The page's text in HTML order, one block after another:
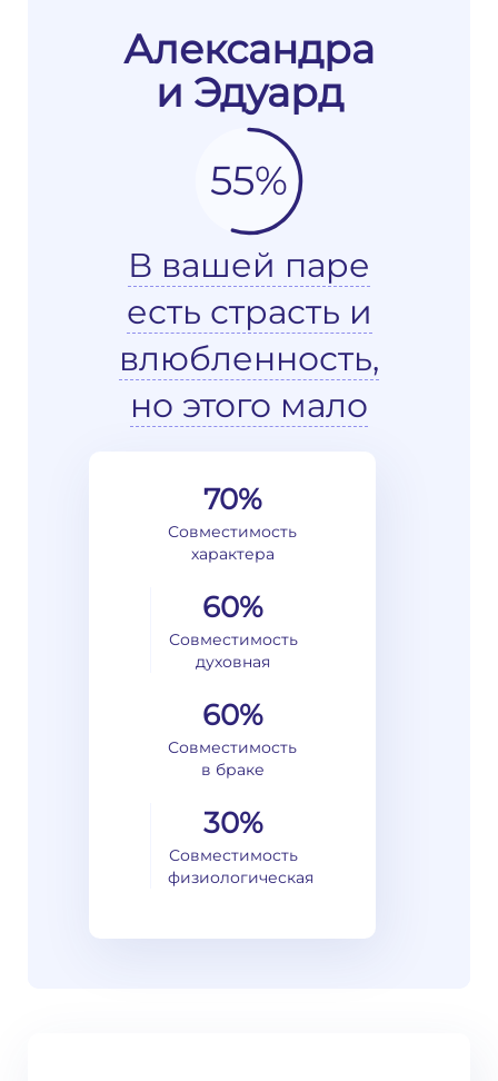
Александра
и Эдуард
55%
В вашей паре
есть страсть и
влюбленность,
но этого мало
70%
Совместимость
характера
60%
Совместимость
духовная
60%
Совместимость
в браке
30%
Совместимость
физиологическая